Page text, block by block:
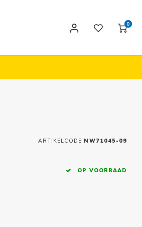
0
ARTIKELCODE NW71045-09
OP VOORRAAD